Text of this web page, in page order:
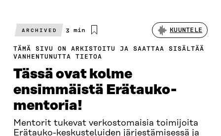
ARCHIVED
Arvioitu
3 min KUUNTELE
TÄMÄ SIVU ON ARKISTOITU JA SAATTAA SISÄLTÄÄ
VANHENTUNUTTA TIETOA
Tässä ovat kolme
ensimmäistä Erätauko-
mentoria!
Mentorit tukevat verkostomaisia toimijoita
Erätauko-keskusteluiden järjestämisessä ja